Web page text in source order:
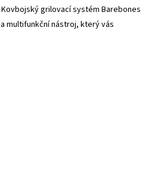
grilovací systém Barebones
multifunkční nástroj, který vás